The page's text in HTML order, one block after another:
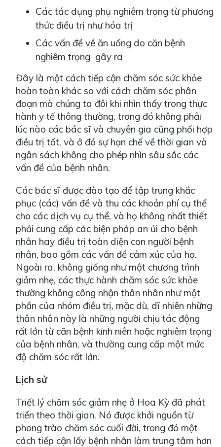
Các tác dụng phụ nghiêm trọng từ phương
thức điều trị như hóa trị
Các vấn đề về ăn uống do căn bệnh
nghiêm trọng gây ra
Đây là một cách tiếp cận chăm sóc sức khỏe
hoàn toàn khác so với cách chăm sóc phân
đoạn mà chúng ta đôi khi nhìn thấy trong thực
hành y tế thông thường, trong đó không phải
lúc nào các bác sĩ và chuyên gia cũng phối hợp
điều trị tốt, và ở đó sự hạn chế về thời gian và
ngân sách không cho phép nhìn sâu sắc các
vấn đề của bệnh nhân.
Các bác sĩ được đào tạo để tập trung khắc
phục (các) vấn đề và thu các khoản phí cụ thể
cho các dịch vụ cụ thể, và họ không nhất thiết
phải cung cấp các biện pháp an ủi cho bệnh
nhân hay điều trị toàn diện con người bệnh
nhân, bao gồm các vấn đề cảm xúc của họ.
Ngoài ra, không giống như một chương trình
giảm nhẹ, các thực hành chăm sóc sức khỏe
thường không công nhận thân nhân như một
phần của nhóm điều trị, mặc dù, dĩ nhiên những
thân nhân này là những người chịu tác động
rất lớn từ căn bệnh kinh niên hoặc nghiêm trọng
của bệnh nhân, và thường cung cấp một mức
độ chăm sóc rất lớn.
Lịch sử
Triết lý chăm sóc giảm nhẹ ở Hoa Kỳ đã phát
triển theo thời gian. Nó được khởi nguồn từ
phong trào chăm sóc cuối đời, trong đó một
cách tiếp cận lấy bệnh nhân làm trung tâm hơn